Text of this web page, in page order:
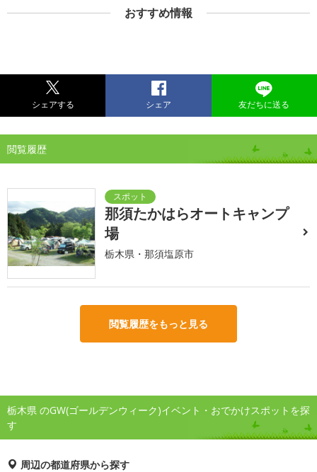
おすすめ情報
シェアする シェア 友だちに送る
閲覧履歴
那須たかはらオートキャンプ
場
栃木県・那須塩原市
閲覧履歴をもっと見る
栃木県 のGW(ゴールデンウィーク)イベント・おでかけスポットを探
す
周辺の都道府県から探す